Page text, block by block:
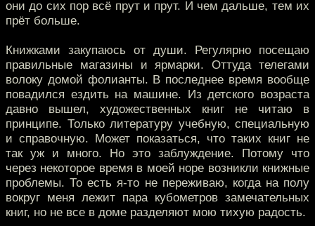
они до сих пор всё прут и прут. И чем дальше, тем их
прёт больше.
Книжками закупаюсь от души. Регулярно посещаю
правильные магазины и ярмарки. Оттуда телегами
волоку домой фолианты. В последнее время вообще
повадился ездить на машине. Из детского возраста
давно вышел, художественных книг не читаю в
принципе. Только литературу учебную, специальную
и справочную. Может показаться, что таких книг не
так уж и много. Но это заблуждение. Потому что
через некоторое время в моей норе возникли книжные
проблемы. То есть я-то не переживаю, когда на полу
вокруг меня лежит пара кубометров замечательных
книг, но не все в доме разделяют мою тихую радость.